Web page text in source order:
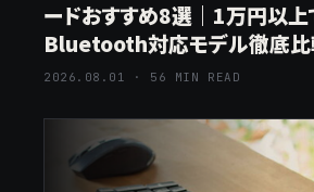
ードおすすめ8選｜1万円以
Bluetooth対応モデル徹底
2026.08.01 · 56 MIN READ